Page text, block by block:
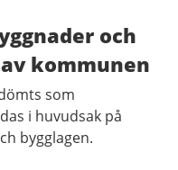
och
kommunen
som
i huvudsak på
bygglagen.